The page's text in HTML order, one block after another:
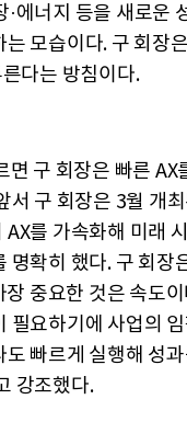
·에너지 등을 새로운
는 모습이다. 구 회장
다는 방침이다.
면 구 회장은 빠른 AX
서 구 회장은 3월 개
AX를 가속화해 미래
명확히 했다. 구 회장
중요한 것은 속도
필요하기에 사업의
도 빠르게 실행해 성
강조했다.